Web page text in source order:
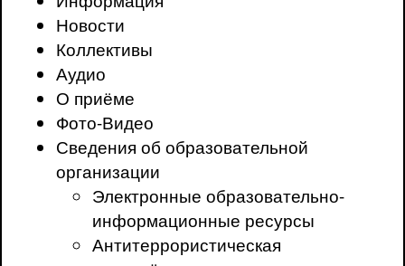
Новости
Коллективы
Аудио
О приёме
Фото-Видео
Сведения об образовательной
организации
Электронные образовательно-
информационные ресурсы
Антитеррористическая